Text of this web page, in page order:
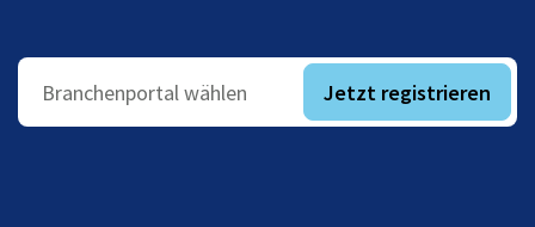
Branchenportal wählen Jetzt registrieren